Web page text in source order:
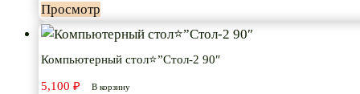
Просмотр
Компьютерный стол⭐”Стол-2 90″
5,100 ₽ В корзину